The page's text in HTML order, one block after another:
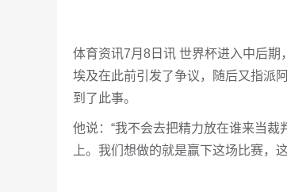
体育资讯7月8日讯 世界杯进入中后
埃及在此前引发了争议，随后又指派
到了此事。
他说：“我不会去把精力放在谁来当
上。我们想做的就是赢下这场比赛，